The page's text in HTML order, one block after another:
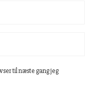
til næste gang jeg